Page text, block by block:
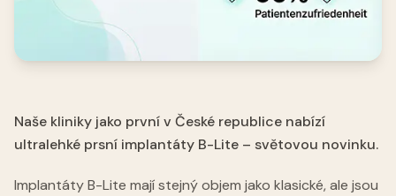
Naše kliniky jako první v České republice nabízí
ultralehké prsní implantáty B-Lite – světovou novinku.
Implantáty B-Lite mají stejný objem jako klasické, ale jsou